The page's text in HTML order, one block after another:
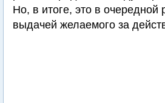
Но, в итоге, это в очередной
выдачей желаемого за